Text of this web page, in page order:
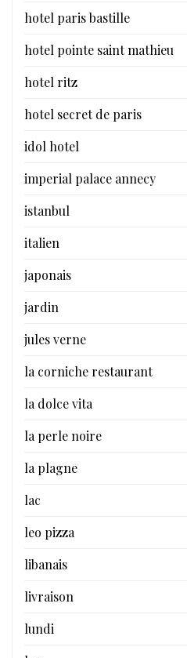
hotel paris bastille
hotel pointe saint mathieu
hotel ritz
hotel secret de paris
idol hotel
imperial palace annecy
istanbul
italien
japonais
jardin
jules verne
la corniche restaurant
la dolce vita
la perle noire
la plagne
lac
leo pizza
libanais
livraison
lundi